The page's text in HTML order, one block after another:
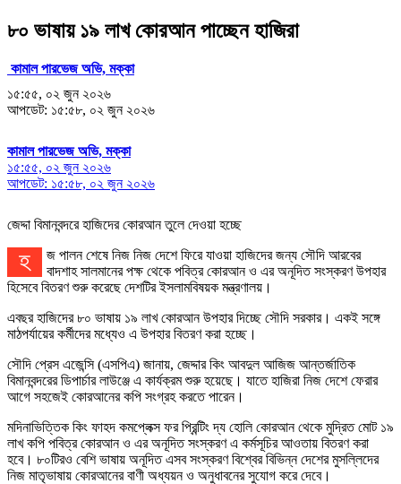
৮০ ভাষায় ১৯ লাখ কোরআন পাচ্ছেন হাজিরা
কামাল পারভেজ অভি, মক্কা
১৫:৫৫, ০২ জুন ২০২৬
আপডেট: ১৫:৫৮, ০২ জুন ২০২৬
কামাল পারভেজ অভি, মক্কা
১৫:৫৫, ০২ জুন ২০২৬
আপডেট: ১৫:৫৮, ০২ জুন ২০২৬
জেদ্দা বিমানবন্দরে হাজিদের কোরআন তুলে দেওয়া হচ্ছে
হজ পালন শেষে নিজ নিজ দেশে ফিরে যাওয়া হাজিদের জন্য সৌদি আরবের
বাদশাহ সালমানের পক্ষ থেকে পবিত্র কোরআন ও এর অনূদিত সংস্করণ উপহার
হিসেবে বিতরণ শুরু করেছে দেশটির ইসলামবিষয়ক মন্ত্রণালয়।
এবছর হাজিদের ৮০ ভাষায় ১৯ লাখ কোরআন উপহার দিচ্ছে সৌদি সরকার। একই সঙ্গে
মাঠপর্যায়ের কর্মীদের মধ্যেও এ উপহার বিতরণ করা হচ্ছে।
সৌদি প্রেস এজেন্সি (এসপিএ) জানায়, জেদ্দার কিং আবদুল আজিজ আন্তর্জাতিক
বিমানবন্দরের ডিপার্চার লাউঞ্জে এ কার্যক্রম শুরু হয়েছে। যাতে হাজিরা নিজ দেশে ফেরার
আগে সহজেই কোরআনের কপি সংগ্রহ করতে পারেন।
মদিনাভিত্তিক কিং ফাহদ কমপ্লেক্স ফর প্রিন্টিং দ্য হোলি কোরআন থেকে মুদ্রিত মোট ১৯
লাখ কপি পবিত্র কোরআন ও এর অনূদিত সংস্করণ এ কর্মসূচির আওতায় বিতরণ করা
হবে। ৮০টিরও বেশি ভাষায় অনূদিত এসব সংস্করণ বিশ্বের বিভিন্ন দেশের মুসল্লিদের
নিজ মাতৃভাষায় কোরআনের বাণী অধ্যয়ন ও অনুধাবনের সুযোগ করে দেবে।